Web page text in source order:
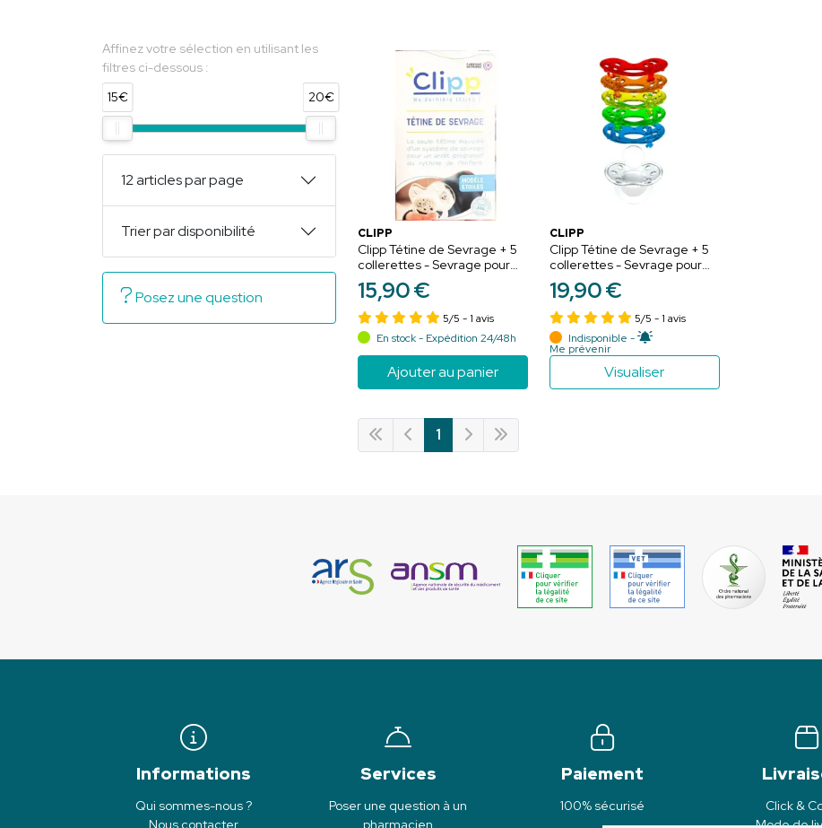
CLIPP
Clipp Tétine de Sevrage + 5
collerettes - Sevrage pour
arrêt progressif - Modèle
étoiles
15,90€
5/5 - 1 avis
En stock - Expédition 24/48h
Ajouter au panier
CLIPP
Clipp Tétine de Sevrage + 5
collerettes - Sevrage pour
arrêt progressif - Brille dans
le noir
19,90€
5/5 - 1 avis
Indisponible -
Me prévenir
Visualiser
1
Affinez votre sélection en utilisant les
filtres ci-dessous :
15€
20€
12 articles par page
Trier par disponibilité
Posez une question
Informations
Qui sommes-nous ?
Nous contacter
Services
Poser une question à un
pharmacien
Paiement
100% sécurisé
Click &
Mode de